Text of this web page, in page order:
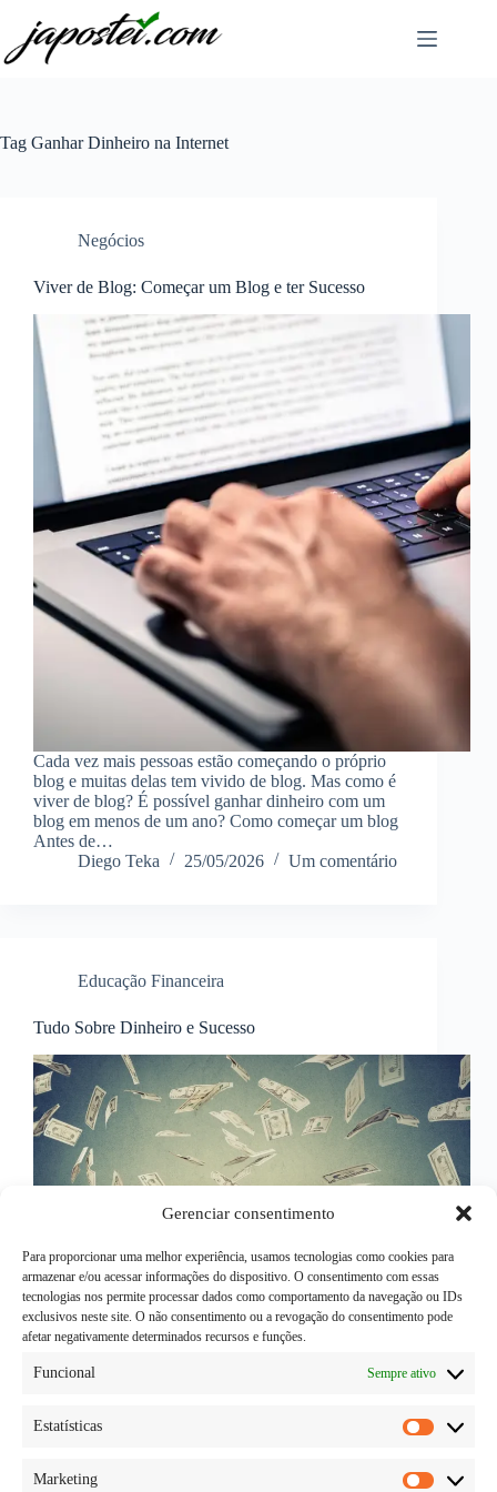
Gerenciar consentimento
Para proporcionar uma melhor experiência, usamos tecnologias como cookies para
armazenar e/ou acessar informações do dispositivo. O consentimento com essas
tecnologias nos permite processar dados como comportamento da navegação ou IDs
exclusivos neste site. O não consentimento ou a revogação do consentimento pode
afetar negativamente determinados recursos e funções.
Funcional Sempre ativo
Estatísticas
Marketing
conteúdo
Tag Ganhar Dinheiro na Internet
Negócios
Viver de Blog: Começar um Blog e ter Sucesso
Cada vez mais pessoas estão começando o próprio
blog e muitas delas tem vivido de blog. Mas como é
viver de blog? É possível ganhar dinheiro com um
blog em menos de um ano? Como começar um blog
Antes de…
Diego Teka
25/05/2026 Um comentário
Educação Financeira
Tudo Sobre Dinheiro e Sucesso